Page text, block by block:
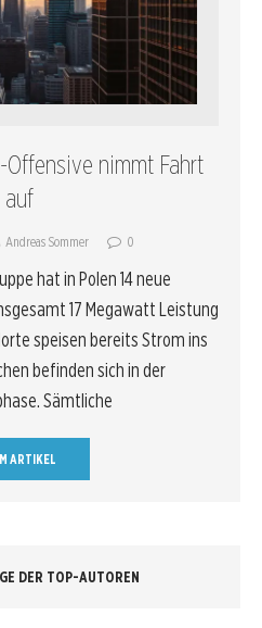
nimmt Fahrt
auf
Andreas Sommer 0
hat in Polen 14 neue
17 Megawatt Leistung
speisen bereits Strom ins
befinden sich in der
Sämtliche
ARTIKEL
DER TOP-AUTOREN